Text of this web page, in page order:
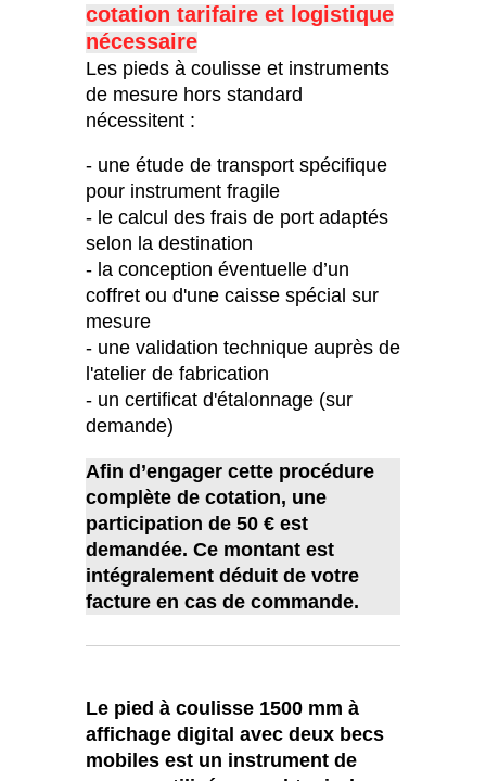
cotation tarifaire et logistique
nécessaire
Les pieds à coulisse et instruments
de mesure hors standard
nécessitent :
- une étude de transport spécifique
pour instrument fragile
- le calcul des frais de port adaptés
selon la destination
- la conception éventuelle d’un
coffret ou d'une caisse spécial sur
mesure
- une validation technique auprès de
l'atelier de fabrication
- un certificat d'étalonnage (sur
demande)
Afin d’engager cette procédure
complète de cotation, une
participation de 50 € est
demandée. Ce montant est
intégralement déduit de votre
facture en cas de commande.
Le pied à coulisse 1500 mm à
affichage digital avec deux becs
mobiles est un instrument de